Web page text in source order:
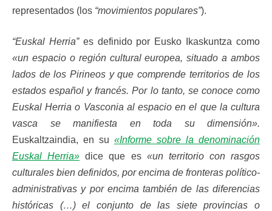
representados (los “movimientos populares”).
“Euskal Herria”es definido por Eusko Ikaskuntza como
«un espacio o región cultural europea, situado a ambos
lados de los Pirineos y que comprende territorios de los
estados español y francés. Por lo tanto, se conoce como
Euskal Herria o Vasconia al espacio en el que la cultura
vasca se manifiesta en toda su dimensión».
Euskaltzaindia, en su «Informe sobre la denominación
Euskal Herria» dice que es «un territorio con rasgos
culturales bien definidos, por encima de fronteras político-
administrativas y por encima también de las diferencias
históricas (…) el conjunto de las siete provincias o